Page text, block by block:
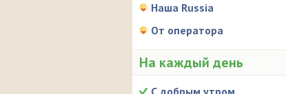
Наша Russia
От оператора
На каждый день
С добрым утром